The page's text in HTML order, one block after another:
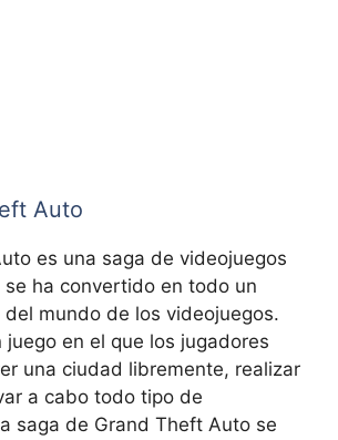
Auto
es una saga de videojuegos
se ha convertido en todo un
mundo de los videojuegos.
juego en el que los jugadores
una ciudad libremente, realizar
a cabo todo tipo de
saga de Grand Theft Auto se